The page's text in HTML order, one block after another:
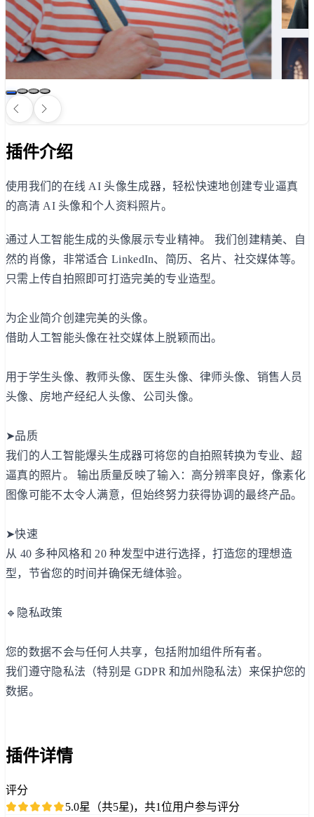
插件介绍
使用我们的在线 AI 头像生成器，轻松快速地创建专业逼真
的高清 AI 头像和个人资料照片。
通过人工智能生成的头像展示专业精神。 我们创建精美、自
然的肖像，非常适合 LinkedIn、简历、名片、社交媒体等。
只需上传自拍照即可打造完美的专业造型。
为企业简介创建完美的头像。
借助人工智能头像在社交媒体上脱颖而出。
用于学生头像、教师头像、医生头像、律师头像、销售人员
头像、房地产经纪人头像、公司头像。
➤品质
我们的人工智能爆头生成器可将您的自拍照转换为专业、超
逼真的照片。 输出质量反映了输入：高分辨率良好，像素化
图像可能不太令人满意，但始终努力获得协调的最终产品。
➤快速
从 40 多种风格和 20 种发型中进行选择，打造您的理想造
型，节省您的时间并确保无缝体验。
🔹隐私政策
您的数据不会与任何人共享，包括附加组件所有者。
我们遵守隐私法（特别是 GDPR 和加州隐私法）来保护您的
数据。
插件详情
评分
5.0星（共5星)，共1位用户参与评分